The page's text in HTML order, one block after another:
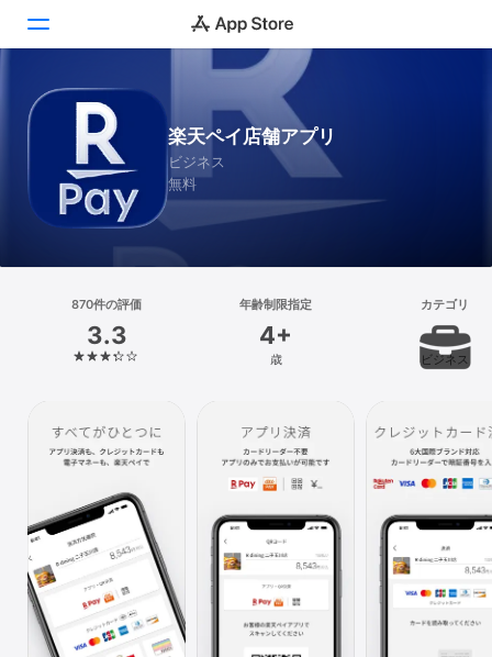
Today
ゲーム
アプリ
検索
プラットフォーム
iPhone
Mac
Vision
TV
楽天ペイ店舗アプリ
ビジネス
無料
870件の評価
3.3
年齢制限指定
4+
歳
カテゴリ
ビジネス